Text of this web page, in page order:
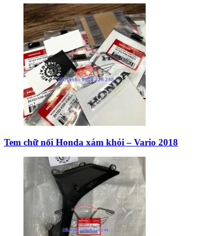
Tem chữ nổi Honda xám khói – Vario 2018